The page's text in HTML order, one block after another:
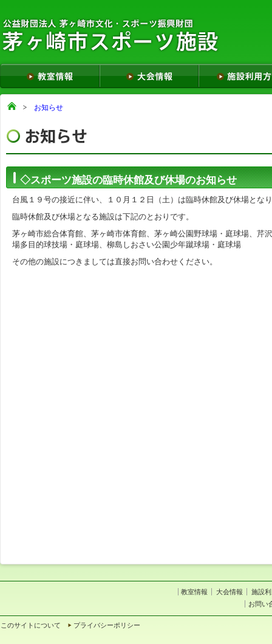
お知らせ
◇スポーツ施設の臨時休館及び休場のお知らせ
台風１９号の接近に伴い、１０月１２日（土）は臨時休館及び休場とな
臨時休館及び休場となる施設は下記のとおりです。
茅ヶ崎市総合体育館、茅ヶ崎市体育館、茅ヶ崎公園野球場・庭球場、芹
場多目的球技場・庭球場、柳島しおさい公園少年蹴球場・庭球場
その他の施設につきましては直接お問い合わせください。
教室情報 大会情報
施設
お問い
このサイトについて プライバシーポリシー